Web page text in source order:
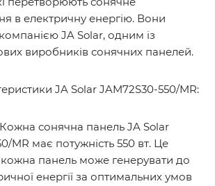
в електричну енергію. Вони
JA Solar, одним із
виробників сонячних панелей.
JA Solar JAM72S30-550/MR:
сонячна панель JA Solar
MR має потужність 550 вт. Це
панель може генерувати до
енергії за оптимальних умов